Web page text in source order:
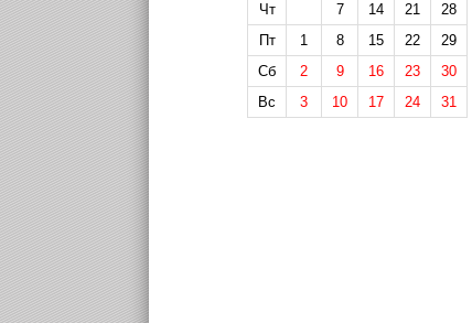
Чт
7 14 21
28
Пт
1 8 15 22
29
Сб
2 9 16 23
30
Вс
3 10 17 24 31